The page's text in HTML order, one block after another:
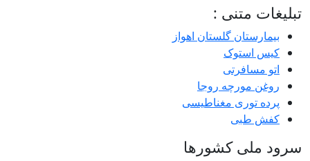
تبلیغات متنی :
بیمارستان گلستان اهواز
کیس استوک
اتو مسافرتی
روغن مورچه روجا
پرده توری مغناطیسی
کفش طبی
سرود ملی کشورها